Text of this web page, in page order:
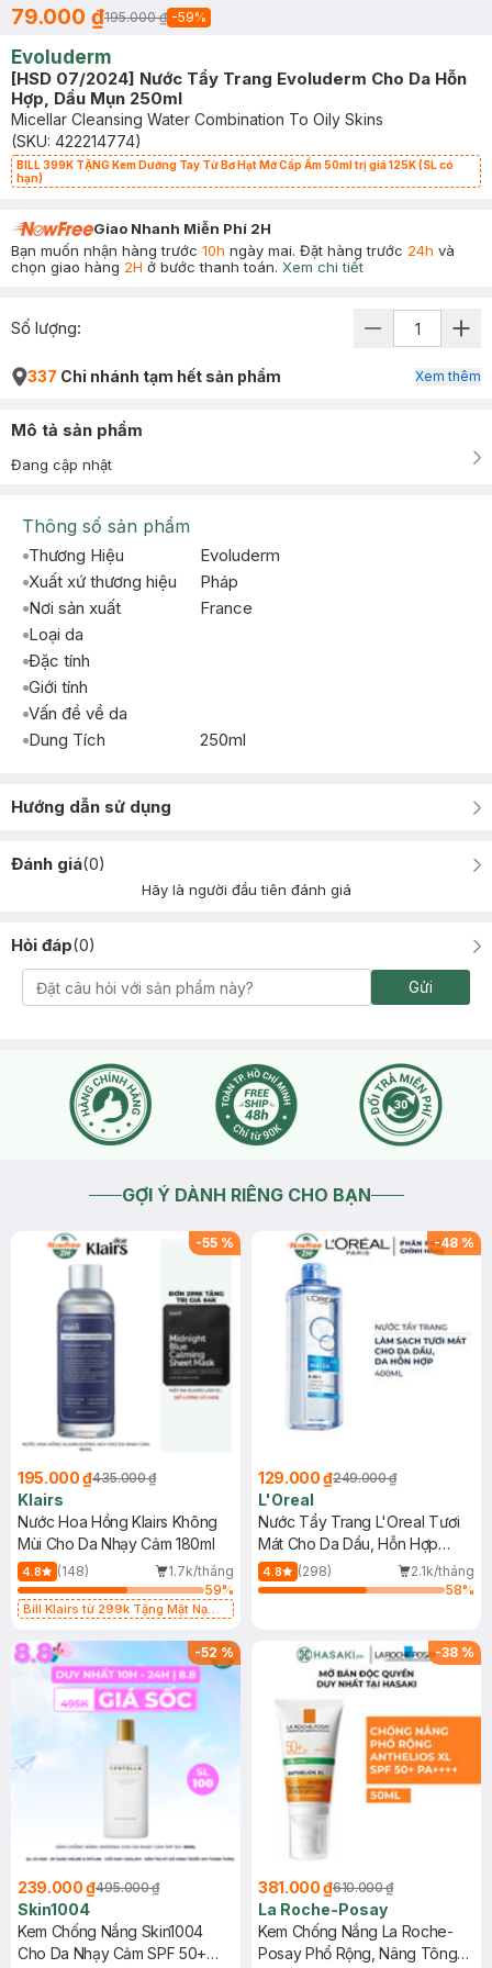
79.000 ₫195.000 ₫ -59%
Evoluderm
[HSD 07/2024] Nước Tẩy Trang Evoluderm Cho Da Hỗn
Hợp, Dầu Mụn 250ml
Micellar Cleansing Water Combination To Oily Skins
(SKU: 422214774)
BILL 399K TẶNG Kem Dưỡng Tay Từ Bơ Hạt Mỡ Cấp Ẩm 50ml trị giá 125K (SL có
hạn)
Giao Nhanh Miễn Phí 2H
Bạn muốn nhận hàng trước 10h ngày mai. Đặt hàng trước 24h và
chọn giao hàng 2H ở bước thanh toán. Xem chi tiết
Số lượng:
337 Chi nhánh tạm hết sản phẩm Xem thêm
Mô tả sản phẩm
Đang cập nhật
Thông số sản phẩm
Thương Hiệu
Evoluderm
Xuất xứ thương hiệu
Pháp
Nơi sản xuất
France
Loại da
Đặc tính
Giới tính
Vấn đề về da
Dung Tích
250ml
Hướng dẫn sử dụng
Đánh giá(0)
Hãy là người đầu tiên đánh giá
Hỏi đáp(0)
Gửi
GỢI Ý DÀNH RIÊNG CHO BẠN
-55 %
195.000 ₫435.000 ₫
Klairs
Nước Hoa Hồng Klairs Không
Mùi Cho Da Nhạy Cảm 180ml
4.8 (148)
1.7k/tháng
59%
Bill Klairs từ 299k Tặng Mặt Nạ
25ml (SL Có Hạn)
-48 %
129.000 ₫249.000 ₫
L'Oreal
Nước Tẩy Trang L'Oreal Tươi
Mát Cho Da Dầu, Hỗn Hợp
400ml
4.8 (298)
2.1k/tháng
58%
-52%
239.000 ₫495.000 ₫
Skin1004
Kem Chống Nắng Skin1004
Cho Da Nhạy Cảm SPF 50+
-38 %
381.000 ₫610.000 ₫
La Roche-Posay
Kem Chống Nắng La Roche-
Posay Phổ Rộng, Nâng Tông